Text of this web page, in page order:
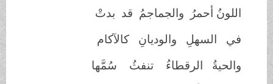
اللونُ أحمرُ والجماجمُ قد بدتْ
في السهلِ والوديانِ كالآكام
والحيةُ الرقطاءُ تنفثُ سُمَّها